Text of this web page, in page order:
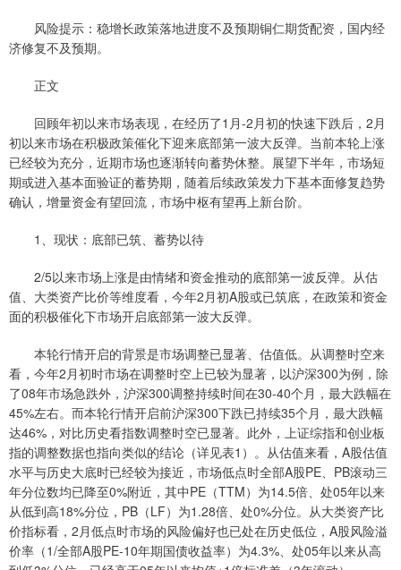
风险提示：稳增长政策落地进度不及预期铜仁期货配资，国内经
济修复不及预期。
正文
回顾年初以来市场表现，在经历了1月-2月初的快速下跌后，2月
初以来市场在积极政策催化下迎来底部第一波大反弹。当前本轮上涨
已经较为充分，近期市场也逐渐转向蓄势休整。展望下半年，市场短
期或进入基本面验证的蓄势期，随着后续政策发力下基本面修复趋势
确认，增量资金有望回流，市场中枢有望再上新台阶。
1、现状：底部已筑、蓄势以待
2/5以来市场上涨是由情绪和资金推动的底部第一波反弹。从估
值、大类资产比价等维度看，今年2月初A股或已筑底，在政策和资金
面的积极催化下市场开启底部第一波大反弹。
本轮行情开启的背景是市场调整已显著、估值低。从调整时空来
看，今年2月初时市场在调整时空上已较为显著，以沪深300为例，除
了08年市场急跌外，沪深300调整持续时间在30-40个月，最大跌幅在
45%左右。而本轮行情开启前沪深300下跌已持续35个月，最大跌幅
达46%，对比历史看指数调整时空已显著。此外，上证综指和创业板
指的调整数据也指向类似的结论（详见表1）。从估值来看，A股估值
水平与历史大底时已经较为接近，市场低点时全部A股PE、PB滚动三
年分位数均已降至0%附近，其中PE（TTM）为14.5倍、处05年以来
从低到高18%分位，PB（LF）为1.28倍、处0%分位。从大类资产比
价指标看，2月低点时市场的风险偏好也已处在历史低位，A股风险溢
价率（1/全部A股PE-10年期国债收益率）为4.3%、处05年以来从高